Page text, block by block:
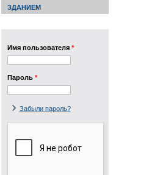
ЗДАНИЕМ
Имя пользователя *
Пароль *
Забыли пароль?